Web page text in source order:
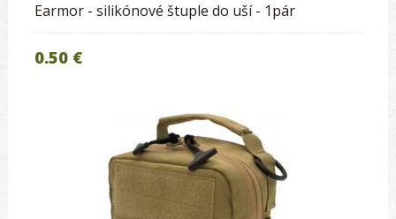
Earmor - silikónové štuple do uší - 1pár
0.50 €